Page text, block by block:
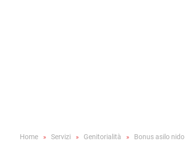
Home Servizi Genitorialità Bonus asilo nido